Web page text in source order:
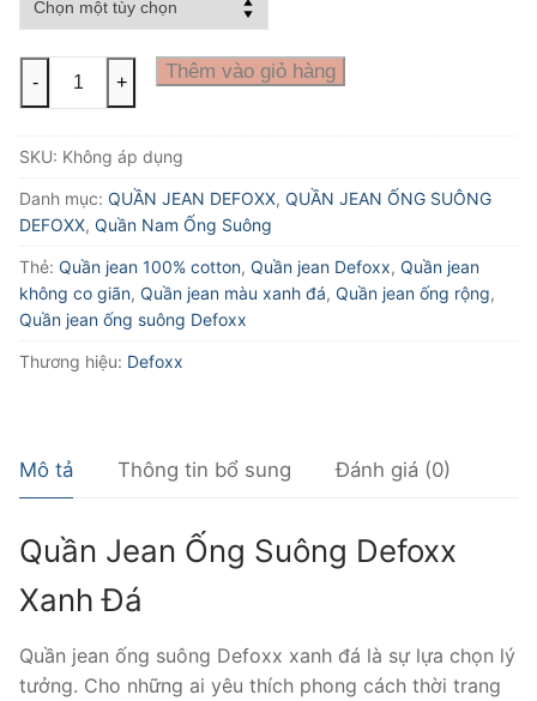
ỐNG
DEFOXX
XANH
ĐÁ
lượng
- + Thêm vào giỏ hàng
SKU: Không áp dụng
Danh mục: QUẦN JEAN DEFOXX, QUẦN JEAN ỐNG SUÔNG
DEFOXX, Quần Nam Ống Suông
Thẻ: Quần jean 100% cotton, Quần jean Defoxx, Quần jean
không co giãn, Quần jean màu xanh đá, Quần jean ống rộng,
Quần jean ống suông Defoxx
Thương hiệu: Defoxx
Mô tả Thông tin bổ sung Đánh giá (0)
Quần Jean Ống Suông Defoxx
Xanh Đá
Quần jean ống suông Defoxx xanh đá là sự lựa chọn lý
tưởng. Cho những ai yêu thích phong cách thời trang